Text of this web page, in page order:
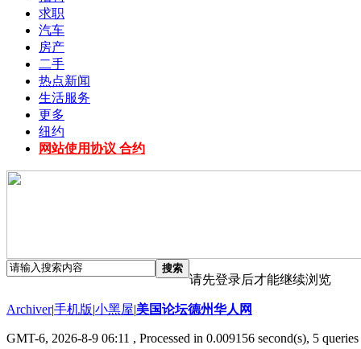
求职
汽车
房产
二手
热点新闻
生活服务
更多
纽约
网站使用协议 合约
搜索
请先登录后才能继续浏览
Archiver|手机版|小黑屋|美国论坛德州华人网
GMT-6, 2026-8-9 06:11 , Processed in 0.009156 second(s), 5 queries